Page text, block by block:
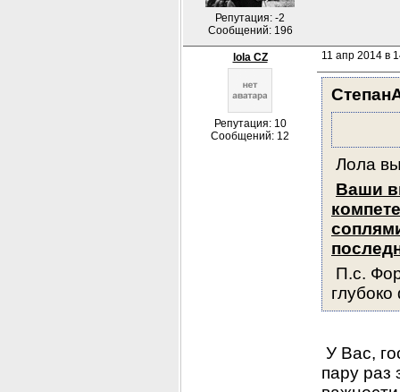
Репутация: -2
Сообщений: 196
lola CZ
Репутация: 10
Сообщений: 12
11 апр 2014 в
Лола
Ваши
П.с.
У Вас,
пару раз